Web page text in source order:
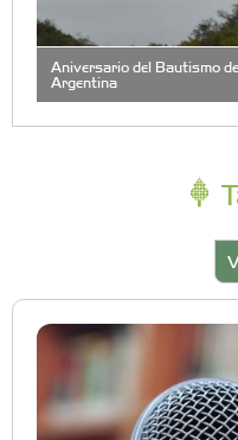
Aniversario del Bautismo
Argentina